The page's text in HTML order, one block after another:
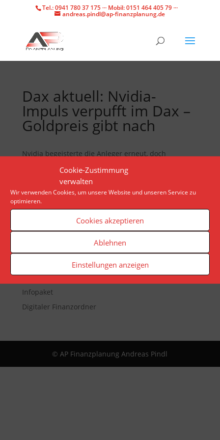
Cookie-Zustimmung
verwalten
Wir verwenden Cookies, um unsere Website und unseren Service zu
optimieren.
Cookies akzeptieren
Ablehnen
Einstellungen anzeigen
Tel.: 0941 780 37 175 ··· Mobil: 0151 464 405 79 ···
andreas.pindl@ap-finanzplanung.de
Dax aktuell: Nvidia-
Impuls verpufft im Dax –
Goldpreis gibt nach
Nvidia begeisterte die Anleger erneut, doch
zeitgleich dämpfte die US-Notenbank Fed die
Stimmung. Im Ergebnis schloss der Dax leicht im
Veranstaltungen
App
Infopaket
Digitaler Finanzordner
© AP Finanzplanung Andreas Pindl